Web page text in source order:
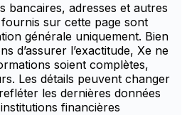
bancaires, adresses et autres
sur cette page sont
générale uniquement. Bien
d’assurer l’exactitude, Xe ne
soient complètes,
Les détails peuvent changer
les dernières données
financières